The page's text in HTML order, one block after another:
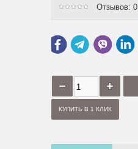
Отзывов: 0
КУПИТЬ В 1 КЛИК